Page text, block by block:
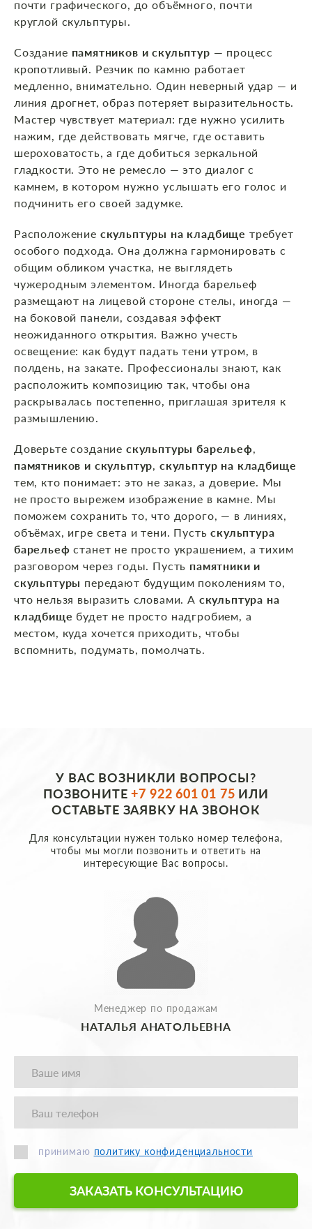
почти графического, до объёмного, почти
круглой скульптуры.
Создание памятников и скульптур — процесс
кропотливый. Резчик по камню работает
медленно, внимательно. Один неверный удар — и
линия дрогнет, образ потеряет выразительность.
Мастер чувствует материал: где нужно усилить
нажим, где действовать мягче, где оставить
шероховатость, а где добиться зеркальной
гладкости. Это не ремесло — это диалог с
камнем, в котором нужно услышать его голос и
подчинить его своей задумке.
Расположение скульптуры на кладбище требует
особого подхода. Она должна гармонировать с
общим обликом участка, не выглядеть
чужеродным элементом. Иногда барельеф
размещают на лицевой стороне стелы, иногда —
на боковой панели, создавая эффект
неожиданного открытия. Важно учесть
освещение: как будут падать тени утром, в
полдень, на закате. Профессионалы знают, как
расположить композицию так, чтобы она
раскрывалась постепенно, приглашая зрителя к
размышлению.
Доверьте создание скульптуры барельеф,
памятников и скульптур, скульптур на кладбище
тем, кто понимает: это не заказ, а доверие. Мы
не просто вырежем изображение в камне. Мы
поможем сохранить то, что дорого, — в линиях,
объёмах, игре света и тени. Пустьскульптура
барельеф станет не просто украшением, а тихим
разговором через годы. Пусть памятники и
скульптуры передают будущим поколениям то,
что нельзя выразить словами. А скульптура на
кладбище будет не просто надгробием, а
местом, куда хочется приходить, чтобы
вспомнить, подумать, помолчать.
У ВАС ВОЗНИКЛИ ВОПРОСЫ?
ПОЗВОНИТЕ+7 922 601 01 75 ИЛИ
ОСТАВЬТЕ ЗАЯВКУ НА ЗВОНОК
Для консультации нужен только номер телефона,
чтобы мы могли позвонить и ответить на
интересующие Вас вопросы.
Менеджер по продажам
НАТАЛЬЯ АНАТОЛЬЕВНА
принимаю политику конфиденциальности
ЗАКАЗАТЬ КОНСУЛЬТАЦИЮ